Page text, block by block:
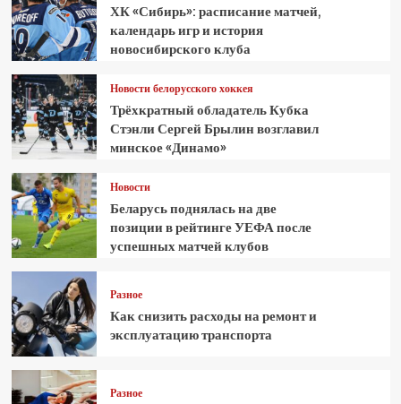
ХК «Сибирь»: расписание матчей,
календарь игр и история
новосибирского клуба
Новости белорусского хоккея
Трёхкратный обладатель Кубка
Стэнли Сергей Брылин возглавил
минское «Динамо»
Новости
Беларусь поднялась на две
позиции в рейтинге УЕФА после
успешных матчей клубов
Разное
Как снизить расходы на ремонт и
эксплуатацию транспорта
Разное